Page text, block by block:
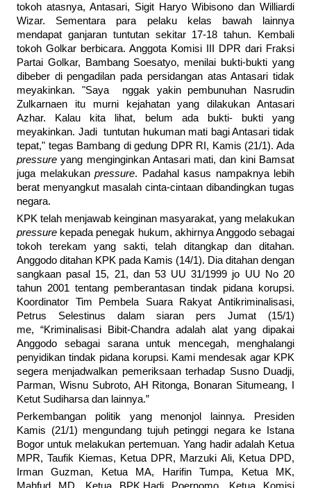
tokoh atasnya, Antasari, Sigit Haryo Wibisono dan Williardi
Wizar. Sementara para pelaku kelas bawah lainnya
mendapat ganjaran tuntutan sekitar 17-18 tahun. Kembali
tokoh Golkar berbicara. Anggota Komisi III DPR dari Fraksi
Partai Golkar, Bambang Soesatyo, menilai bukti-bukti yang
dibeber di pengadilan pada persidangan atas Antasari tidak
meyakinkan. "Saya nggak yakin pembunuhan Nasrudin
Zulkarnaen itu murni kejahatan yang dilakukan Antasari
Azhar. Kalau kita lihat, belum ada bukti- bukti yang
meyakinkan. Jadi tuntutan hukuman mati bagi Antasari tidak
tepat," tegas Bambang di gedung DPR RI, Kamis (21/1). Ada
pressure yang menginginkan Antasari mati, dan kini Bamsat
juga melakukan pressure. Padahal kasus nampaknya lebih
berat menyangkut masalah cinta-cintaan dibandingkan tugas
negara.
KPK telah menjawab keinginan masyarakat, yang melakukan
pressure kepada penegak hukum, akhirnya Anggodo sebagai
tokoh terekam yang sakti, telah ditangkap dan ditahan.
Anggodo ditahan KPK pada Kamis (14/1). Dia ditahan dengan
sangkaan pasal 15, 21, dan 53 UU 31/1999 jo UU No 20
tahun 2001 tentang pemberantasan tindak pidana korupsi.
Koordinator Tim Pembela Suara Rakyat Antikriminalisasi,
Petrus Selestinus dalam siaran pers Jumat (15/1)
me, “Kriminalisasi Bibit-Chandra adalah alat yang dipakai
Anggodo sebagai sarana untuk mencegah, menghalangi
penyidikan tindak pidana korupsi. Kami mendesak agar KPK
segera menjadwalkan pemeriksaan terhadap Susno Duadji,
Parman, Wisnu Subroto, AH Ritonga, Bonaran Situmeang, I
Ketut Sudiharsa dan lainnya.”
Perkembangan politik yang menonjol lainnya. Presiden
Kamis (21/1) mengundang tujuh petinggi negara ke Istana
Bogor untuk melakukan pertemuan. Yang hadir adalah Ketua
MPR, Taufik Kiemas, Ketua DPR, Marzuki Ali, Ketua DPD,
Irman Guzman, Ketua MA, Harifin Tumpa, Ketua MK,